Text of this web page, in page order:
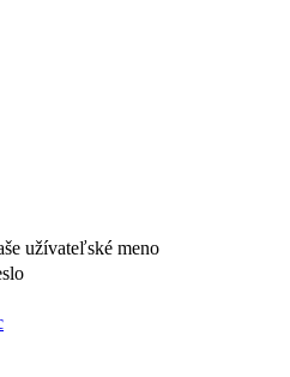
užívateľské meno